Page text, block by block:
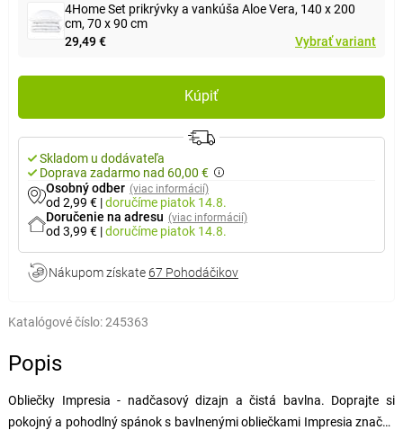
4Home Set prikrývky a vankúša Aloe Vera, 140 x 200
cm, 70 x 90 cm
29,49 €
Vybrať variant
Kúpiť
Skladom u dodávateľa
Doprava zadarmo nad 60,00 €
Osobný odber (viac informácií)
od 2,99 € |doručíme piatok 14.8.
Doručenie na adresu (viac informácií)
od 3,99 € |doručíme piatok 14.8.
Nákupom získate 67 Pohodáčikov
Katalógové číslo:245363
Popis
Obliečky Impresia - nadčasový dizajn a čistá bavlna. Doprajte si
pokojný a pohodlný spánok s bavlnenými obliečkami Impresia značky